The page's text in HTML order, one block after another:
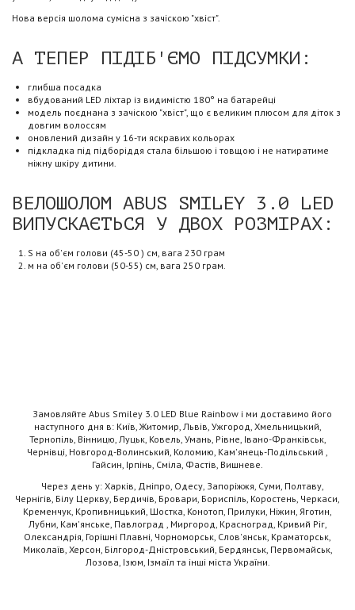
Нова версія шолома сумісна з зачіскою "хвіст".
А ТЕПЕР ПІДІБ'ЄМО ПІДСУМКИ:
глибша посадка
вбудований LED ліхтар із видимістю 180° на батарейці
модель поєднана з зачіскою "хвіст", що є великим плюсом для діток з
довгим волоссям
оновлений дизайн у 16-ти яскравих кольорах
підкладка під підборіддя стала більшою і товщою і не натиратиме
ніжну шкіру дитини.
ВЕЛОШОЛОМ ABUS SMILEY 3.0 LED
ВИПУСКАЄТЬСЯ У ДВОХ РОЗМІРАХ:
S на об'єм голови (45-50 ) см, вага 230 грам
м на об'єм голови (50-55) см, вага 250 грам.
Замовляйте Abus Smiley 3.0 LED Blue Rainbow і ми доставимо його
наступного дня в: Київ, Житомир, Львів, Ужгород, Хмельницький,
Тернопіль, Вінницю, Луцьк, Ковель, Умань, Рівне, Івано-Франківськ,
Чернівці, Новгород-Волинський, Коломию, Кам'янець-Подільський ,
Гайсин, Ірпінь, Сміла, Фастів, Вишневе.
Через день у: Харків, Дніпро, Одесу, Запоріжжя, Суми, Полтаву,
Чернігів, Білу Церкву, Бердичів, Бровари, Бориспіль, Коростень, Черкаси,
Кременчук, Кропивницький, Шостка, Конотоп, Прилуки, Ніжин, Яготин,
Лубни, Кам'янське, Павлоград , Миргород, Красноград, Кривий Ріг,
Олександрія, Горішні Плавні, Чорноморськ, Слов'янськ, Краматорськ,
Миколаїв, Херсон, Білгород-Дністровський, Бердянськ, Первомайськ,
Лозова, Ізюм, Ізмаїл та інші міста України.